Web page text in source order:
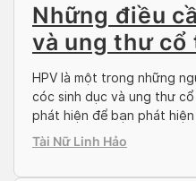
Những điều
và ung thư cổ
HPV là một trong những
cóc sinh dục và ung thư
phát hiện để bạn phát
này khi bệnh ở giai đoạn
Tài Nữ Linh Hảo